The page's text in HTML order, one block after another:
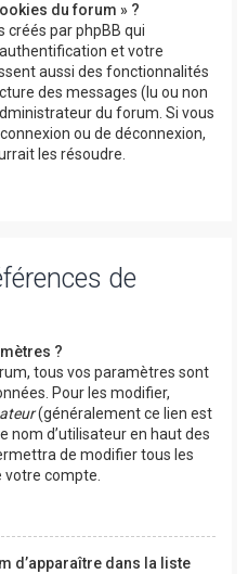
du forum » ?
créés par phpBB qui
et votre
aussi des fonctionnalités
des messages (lu ou non
du forum. Si vous
ou de déconnexion,
les résoudre.
de
?
tous vos paramètres sont
Pour les modifier,
(généralement ce lien est
nom d’utilisateur en haut des
de modifier tous les
compte.
d’apparaître dans la liste